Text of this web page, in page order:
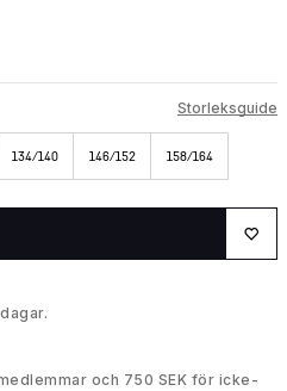
Storleksguide
134/140 146/152 158/164
och 750 SEK för icke-